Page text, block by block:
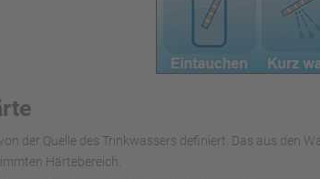
der Quelle des Trinkwassers definiert. Das aus den
Härtebereich.